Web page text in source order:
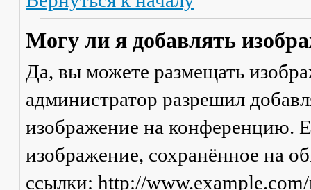
Могу ли я добавлять
Да, вы можете размещать
администратор разрешил
изображение на конференцию.
изображение, сохранённое на
ссылки: http://